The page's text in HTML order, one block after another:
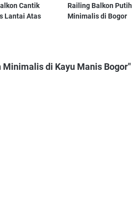
Cantik
Lantai Atas
Railing Balkon Putih
Minimalis di Bogor
di Kayu Manis Bogor"